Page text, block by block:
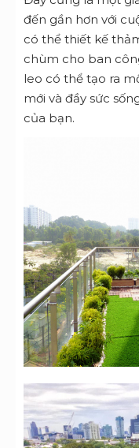
đến gần hơn với
có thể thiết kế
chùm cho ban
leo có thể tạo ra
mới và đầy sức
của bạn.